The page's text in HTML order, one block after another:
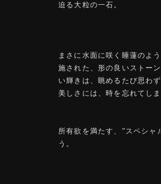
迫る大粒の一石。
まさに水面に咲く睡蓮のよ
施された、形の良いストー
い輝きは、眺めるたび思わ
美しさには、時を忘れてしま
所有欲を満たす、”スペシャ
う。